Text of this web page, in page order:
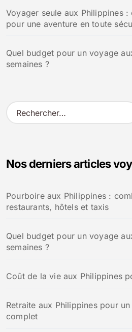
Voyager seule aux Philippines
pour une aventure en toute
Quel budget pour un voyage
semaines ?
R
e
r
e
r
Nos derniers articles
Pourboire aux Philippines :
restaurants, hôtels et taxis
Quel budget pour un voyage
semaines ?
Coût de la vie aux Philippines
Retraite aux Philippines pour
complet